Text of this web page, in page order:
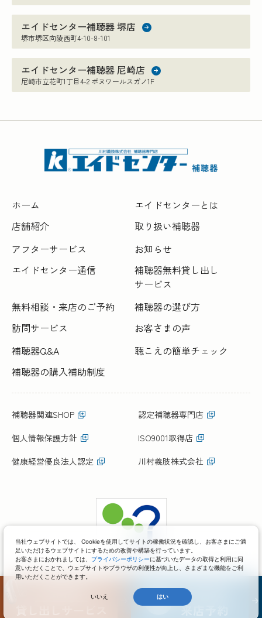
エイドセンター補聴器 堺店
堺市堺区向陵西町4-10-8-101
エイドセンター補聴器 尼崎店
尼崎市立花町1丁目4-2 ボヌワールスガノ1F
ホーム
エイドセンターとは
店舗紹介
取り扱い補聴器
アフターサービス
お知らせ
エイドセンター通信
補聴器無料貸し出し
サービス
無料相談・来店のご予約
補聴器の選び方
訪問サービス
お客さまの声
補聴器Q&A
聴こえの簡単チェック
補聴器の購入補助制度
補聴器関連SHOP
認定補聴器専門店
個人情報保護方針
ISO9001取得店
健康経営優良法人認定
川村義肢株式会社
COPYRIGHT(C)KAWAMURA GISHI CO.,LTD. ALL RIGHTS RESERVED.
当社ウェブサイトでは、 Cookieを使用してサイトの稼働状況を確認し、お客さまにご満
足いただけるウェブサイトにするための改善や構築を行っています。
お客さまにおかれましては、 プライバシーポリシーに基づいたデータの取得と利用に同
意いただくことで、ウェブサイトやブラウザの利便性が向上し、さまざまな機能をご利
用いただくことができます。
いいえ はい